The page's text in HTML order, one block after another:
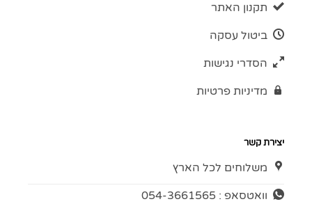
תקנון האתר
ביטול עסקה
הסדרי נגישות
מדיניות פרטיות
יצירת קשר
משלוחים לכל הארץ
וואטסאפ : 054-3661565